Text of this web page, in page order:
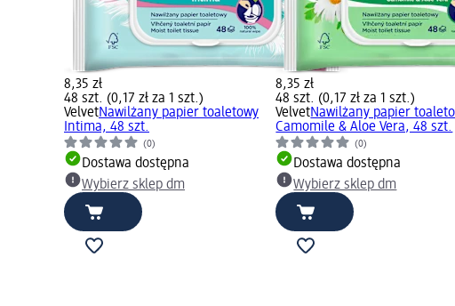
8,35 zł
48 szt. (0,17 zł za 1 szt.)
VelvetNawilżany papier toaletowy
Intima, 48 szt.
(0)
Dostawa dostępna
Wybierz sklep dm
8,35 zł
48 szt. (0,17 zł za 1 szt.)
VelvetNawilżany papier
Camomile & Aloe Vera, 48 szt.
(0)
Dostawa dostępna
Wybierz sklep dm